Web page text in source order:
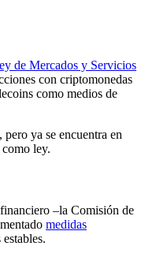
de Mercados y Servicios
con criptomonedas
como medios de
ya se encuentra en
como ley.
–la Comisión de
medidas